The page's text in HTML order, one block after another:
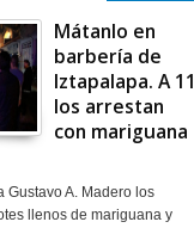
Mátanlo en
barbería de
Iztapalapa. A 11
los arrestan
con mariguana
Gustavo A. Madero los
llenos de mariguana y